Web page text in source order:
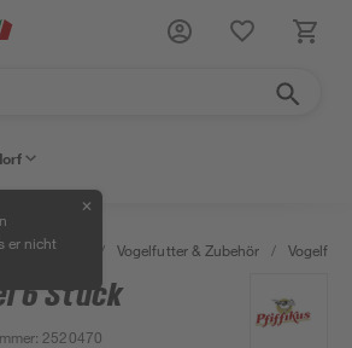
er nicht
✕
/ Tierbedarf / Vogelfutter & Zubehör /
6 Stück
: 2520470